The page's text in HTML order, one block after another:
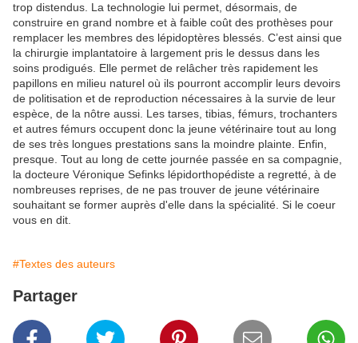
trop distendus. La technologie lui permet, désormais, de
construire en grand nombre et à faible coût des prothèses pour
remplacer les membres des lépidoptères blessés. C’est ainsi que
la chirurgie implantatoire à largement pris le dessus dans les
soins prodigués. Elle permet de relâcher très rapidement les
papillons en milieu naturel où ils pourront accomplir leurs devoirs
de politisation et de reproduction nécessaires à la survie de leur
espèce, de la nôtre aussi. Les tarses, tibias, fémurs, trochanters
et autres fémurs occupent donc la jeune vétérinaire tout au long
de ses très longues prestations sans la moindre plainte. Enfin,
presque. Tout au long de cette journée passée en sa compagnie,
la docteure Véronique Sefinks lépidorthopédiste a regretté, à de
nombreuses reprises, de ne pas trouver de jeune vétérinaire
souhaitant se former auprès d'elle dans la spécialité. Si le coeur
vous en dit.
#Textes des auteurs
Partager